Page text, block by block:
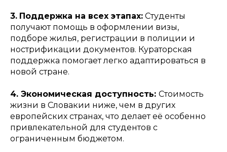
3. Поддержка на всех этапах: Студенты
получают помощь в оформлении визы,
подборе жилья, регистрации в полиции и
нострификации документов. Кураторская
поддержка помогает легко адаптироваться в
новой стране.
4. Экономическая доступность: Стоимость
жизни в Словакии ниже, чем в других
европейских странах, что делает её особенно
привлекательной для студентов с
ограниченным бюджетом.